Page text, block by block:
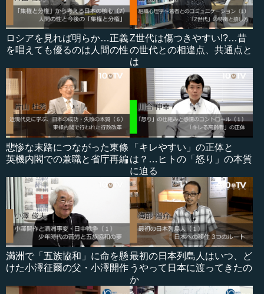
ロシアを見れば明らか…正義
を唱えても優るのは人間の性
Z世代は傷つきやすい!?…昔
の世代との相違点、共通点と
は
悲惨な末路につながった東條
英機内閣での兼職と省庁再編
「キレやすい」の正体と
は？…ヒトの「怒り」の本質
に迫る
満洲で「五族協和」に命を懸
けた小澤征爾の父・小澤開作
最初の日本列島人はいつ、ど
うやって日本に渡ってきたの
か